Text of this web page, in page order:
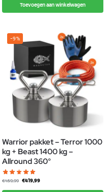
Toevoegen aan winkelwagen
-9%
Warrior pakket – Terror 1000
kg + Beast 1400 kg –
Allround 360°
€459,99 €419,99